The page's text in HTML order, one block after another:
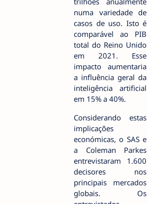
numa variedade de
casos de uso. Isto é
comparável ao PIB
total do Reino Unido
em 2021. Esse
impacto aumentaria
a influência geral da
inteligência artificial
em 15% a 40%.
Considerando estas
implicações
económicas, o SAS e
a Coleman Parkes
entrevistaram 1.600
decisores nos
principais mercados
globais. Os